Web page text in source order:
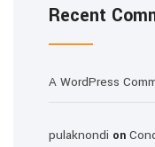
Recent
A WordPress
pulaknondi on